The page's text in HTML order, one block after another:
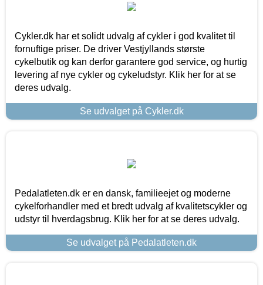
Cykler.dk har et solidt udvalg af cykler i god kvalitet til
fornuftige priser. De driver Vestjyllands største
cykelbutik og kan derfor garantere god service, og hurtig
levering af nye cykler og cykeludstyr. Klik her for at se
deres udvalg.
Se udvalget på Cykler.dk
Pedalatleten.dk er en dansk, familieejet og moderne
cykelforhandler med et bredt udvalg af kvalitetscykler og
udstyr til hverdagsbrug. Klik her for at se deres udvalg.
Se udvalget på Pedalatleten.dk